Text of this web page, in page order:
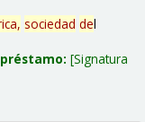
sociedad del
Signatura